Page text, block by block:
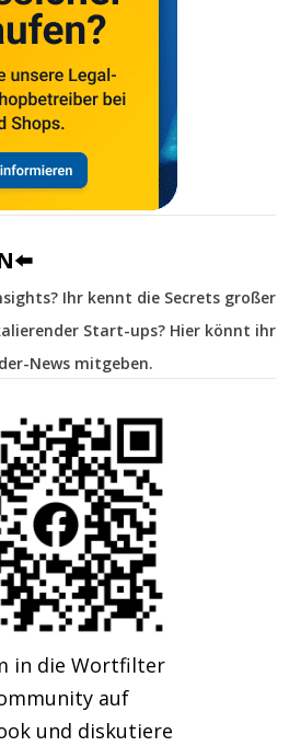
Ihr kennt die Secrets großer
Start-ups? Hier könnt ihr
News mitgeben.
in die Wortfilter
auf
und diskutiere